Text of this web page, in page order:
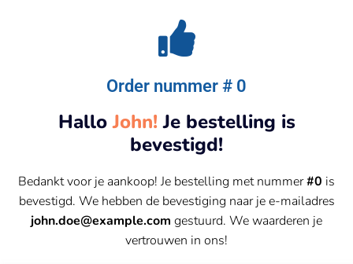
Order nummer # 0
HalloJohn! Je bestelling is
bevestigd!
Bedankt voor je aankoop! Je bestelling met nummer#0 is
bevestigd. We hebben de bevestiging naar je e-mailadres
john.doe@example.com gestuurd. We waarderen je
vertrouwen in ons!